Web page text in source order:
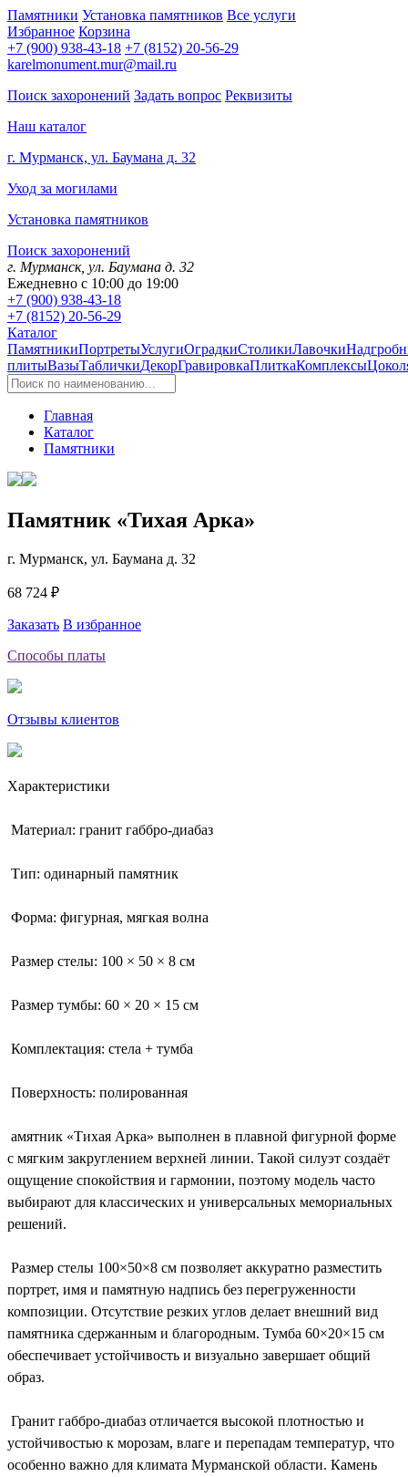
Памятники Установка памятников Все услуги
Избранное Корзина
+7 (900) 938-43-18 +7 (8152) 20-56-29
karelmonument.mur@mail.ru
Поиск захоронений Задать вопрос Реквизиты
Наш каталог
г. Мурманск, ул. Баумана д. 32
Уход за могилами
Установка памятников
Поиск захоронений
г. Мурманск, ул. Баумана д. 32
Ежедневно с 10:00 до 19:00
+7 (900) 938-43-18
+7 (8152) 20-56-29
Каталог
ПамятникиПортретыУслугиОградкиСтоликиЛавочки
плитыВазыТабличкиДекорГравировкаПлиткаКомплексы
Главная
Каталог
Памятники
Памятник «Тихая Арка»
г. Мурманск, ул. Баумана д. 32
68 724 ₽
Заказать В избранное
Способы платы
Отзывы клиентов
Характеристики
Материал: гранит габбро-диабаз
Тип: одинарный памятник
Форма: фигурная, мягкая волна
Размер стелы: 100 × 50 × 8 см
Размер тумбы: 60 × 20 × 15 см
Комплектация: стела + тумба
Поверхность: полированная
амятник «Тихая Арка» выполнен в плавной фигурной форме
с мягким закруглением верхней линии. Такой силуэт создаёт
ощущение спокойствия и гармонии, поэтому модель часто
выбирают для классических и универсальных мемориальных
решений.
Размер стелы 100×50×8 см позволяет аккуратно разместить
портрет, имя и памятную надпись без перегруженности
композиции. Отсутствие резких углов делает внешний вид
памятника сдержанным и благородным. Тумба 60×20×15 см
обеспечивает устойчивость и визуально завершает общий
образ.
Гранит габбро-диабаз отличается высокой плотностью и
устойчивостью к морозам, влаге и перепадам температур, что
особенно важно для климата Мурманской области. Камень